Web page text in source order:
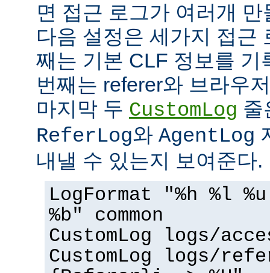
면 접근 로그가 여러개
다음 설정은 세가지 접근
째는 기본 CLF 정보를 기
번째는 referer와 브라우
마지막 두 CustomLog 줄
ReferLog와 AgentLog
내낼 수 있는지 보여준다.
LogFormat "%h %l
%b" common
CustomLog logs/
CustomLog logs/